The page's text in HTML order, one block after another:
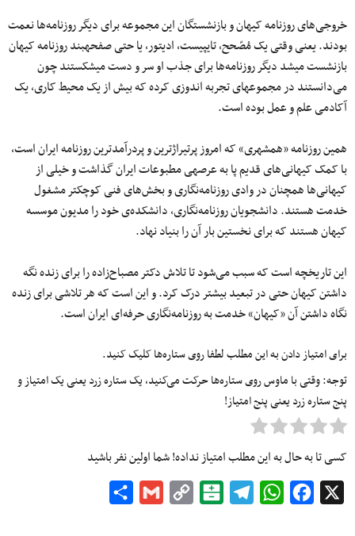
خروجی‌های روزنامه‌ کیهان و بازنشستگان این مجموعه برای دیگر روزنامه‌ها نعمت
بودند. یعنی وقتی یک مُصّحح، تایپیست، ادیتور، یا حتی صفحه‎بند روزنامه کیهان
بازنشست می‎شد دیگر روزنامه‌ها برای جذب او سر و دست می‎شکستند چون
می‌دانستند در مجموعه‎ای تجربه اندوزی کرده که بیش از یک محیط کاری، یک
آکادمی علم و عمل بوده است.
همین روزنامه «همشهری» که امروز پرتیراژترین و پردرآمدترین روزنامه ایران است،
با کمک کیهانی‌های قدیم پا به عرصه‎ی مطبوعات ایران گذاشت و خیلی از
کیهانی‌ها همچنان در وادی روزنامه‌نگاری و بخش‌های فنی کوچک‎تر مشغول
خدمت هستند. دانشجویان روزنامه‌نگاری، دانشکده‌ی خود را مدیون موسسه
کیهان هستند که برای نخستین بار آن را بنیاد نهاد.
این تاریخچه است که سبب می‌شود تا تلاش دکتر مصباح‌زاده را برای زنده نگه
داشتن کیهان حتی در تبعید بیشتر درک کرد. و این است که هر تلاشی برای زنده
نگاه داشتن آن «کیهان» خدمت به روزنامه‌نگاری حرفه‌ای ایران است.
برای امتیاز دادن به این مطلب لطفا روی ستاره‌ها کلیک کنید.
توجه: وقتی با ماوس روی ستاره‌ها حرکت می‌کنید، یک ستاره زرد یعنی یک امتیاز و
پنج ستاره زرد یعنی پنج امتیاز!
کسی تا به حال به این مطلب امتیاز نداده! شما اولین نفر باشید
Facebook
WhatsApp
Telegram
Balatarin
Copy
Gmail